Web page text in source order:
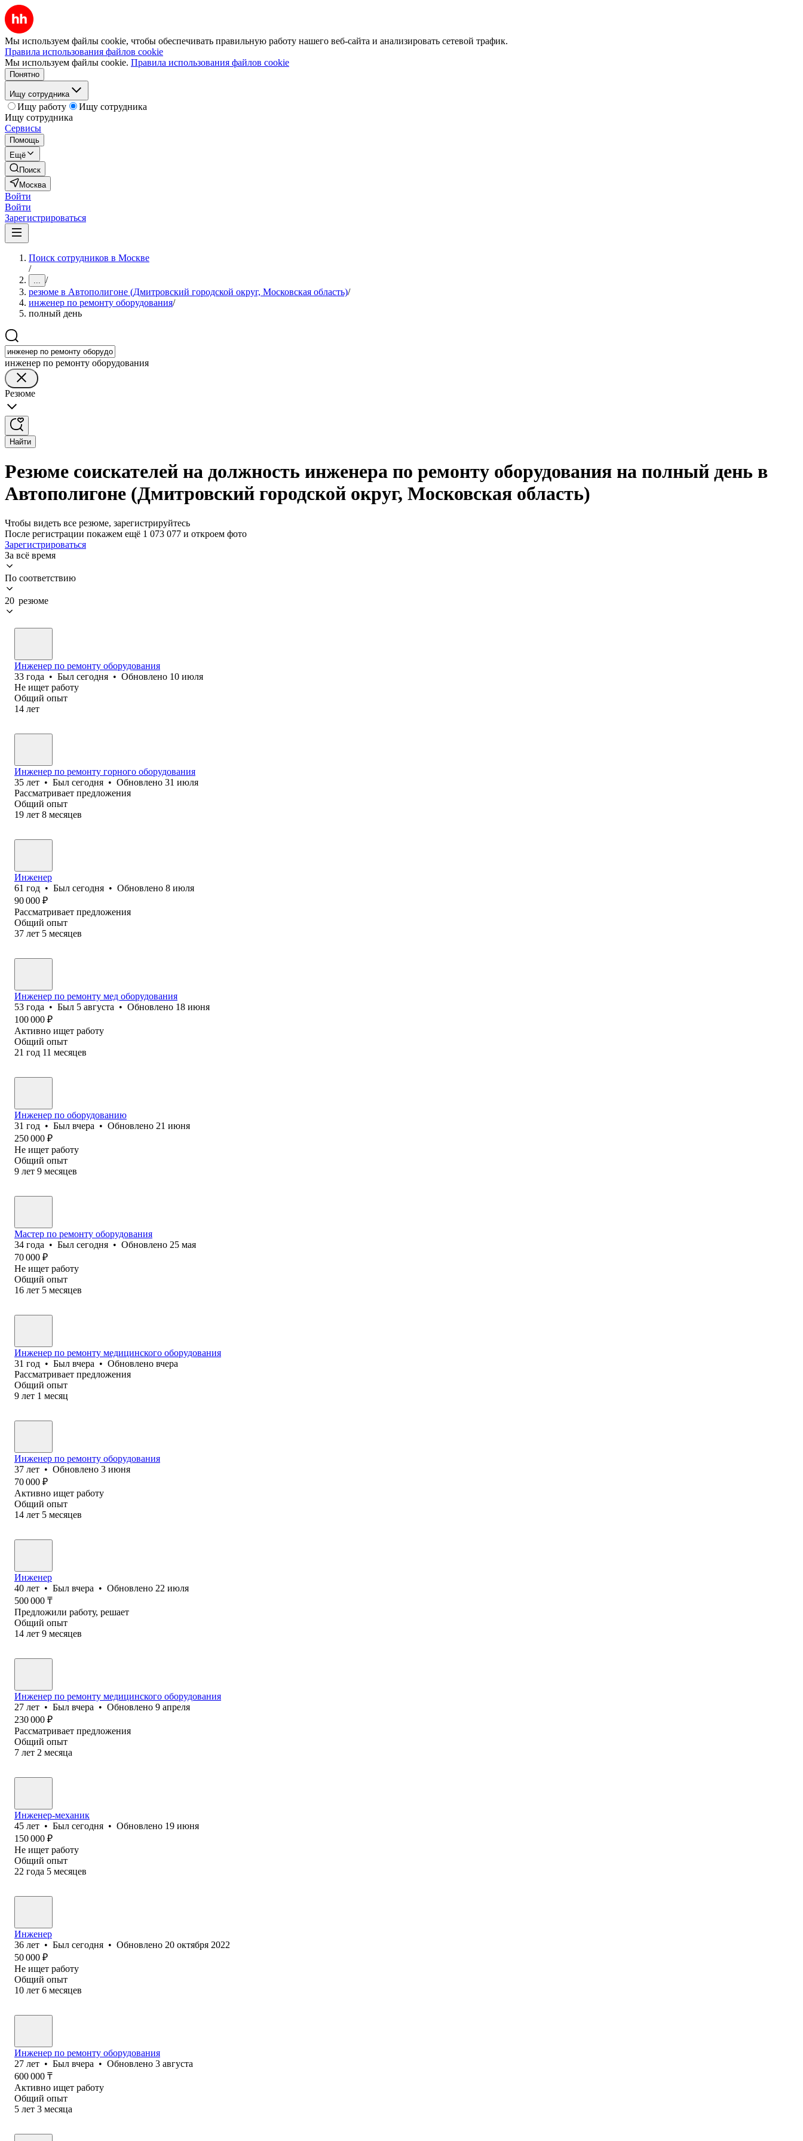
Мы используем файлы cookie, чтобы обеспечивать правильную работу нашего веб-сайта и анализировать сетевой трафик.
Правила использования файлов cookie
Мы используем файлы cookie. Правила использования файлов cookie
Понятно
Ищу сотрудника
Ищу работу
Ищу сотрудника
Ищу сотрудника
Сервисы
Помощь
Ещё
Поиск
Москва
Войти
Войти
Зарегистрироваться
Поиск сотрудников в Москве
/
... /
резюме в Автополигоне (Дмитровский городской округ, Московская область)/
инженер по ремонту оборудования/
полный день
инженер по ремонту оборудования
Резюме
Найти
Резюме соискателей на должность инженера по ремонту оборудования на полный день в
Автополигоне (Дмитровский городской округ, Московская область)
Чтобы видеть все резюме, зарегистрируйтесь
После регистрации покажем ещё 1 073 077 и откроем фото
Зарегистрироваться
За всё время
По соответствию
20 резюме
Инженер по ремонту оборудования
33 года • Был сегодня • Обновлено 10 июля
Не ищет работу
Общий опыт
14 лет
Инженер по ремонту горного оборудования
35 лет • Был сегодня • Обновлено 31 июля
Рассматривает предложения
Общий опыт
19 лет 8 месяцев
Инженер
61 год • Был сегодня • Обновлено 8 июля
90 000 ₽
Рассматривает предложения
Общий опыт
37 лет 5 месяцев
Инженер по ремонту мед оборудования
53 года • Был 5 августа • Обновлено 18 июня
100 000 ₽
Активно ищет работу
Общий опыт
21 год 11 месяцев
Инженер по оборудованию
31 год • Был вчера • Обновлено 21 июня
250 000 ₽
Не ищет работу
Общий опыт
9 лет 9 месяцев
Мастер по ремонту оборудования
34 года • Был сегодня • Обновлено 25 мая
70 000 ₽
Не ищет работу
Общий опыт
16 лет 5 месяцев
Инженер по ремонту медицинского оборудования
31 год • Был вчера • Обновлено вчера
Рассматривает предложения
Общий опыт
9 лет 1 месяц
Инженер по ремонту оборудования
37 лет • Обновлено 3 июня
70 000 ₽
Активно ищет работу
Общий опыт
14 лет 5 месяцев
Инженер
40 лет • Был вчера • Обновлено 22 июля
500 000 ₸
Предложили работу, решает
Общий опыт
14 лет 9 месяцев
Инженер по ремонту медицинского оборудования
27 лет • Был вчера • Обновлено 9 апреля
230 000 ₽
Рассматривает предложения
Общий опыт
7 лет 2 месяца
Инженер-механик
45 лет • Был сегодня • Обновлено 19 июня
150 000 ₽
Не ищет работу
Общий опыт
22 года 5 месяцев
Инженер
36 лет • Был сегодня • Обновлено 20 октября 2022
50 000 ₽
Не ищет работу
Общий опыт
10 лет 6 месяцев
Инженер по ремонту оборудования
27 лет • Был вчера • Обновлено 3 августа
600 000 ₸
Активно ищет работу
Общий опыт
5 лет 3 месяца